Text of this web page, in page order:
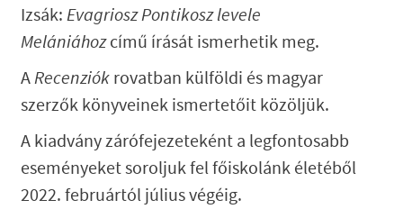
Izsák: Evagriosz Pontikosz levele
Melániáhozcímű írását ismerhetik meg.
ARecenziókrovatban külföldi és magyar
szerzők könyveinek ismertetőit közöljük.
A kiadvány zárófejezeteként a legfontosabb
eseményeket soroljuk fel főiskolánk életéből
2022. februártól július végéig.